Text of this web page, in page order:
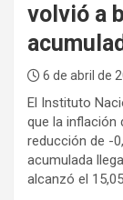
volvió a
6 de abril de
El Instituto
que la inflación
reducción de -
acumulada
alcanzó el